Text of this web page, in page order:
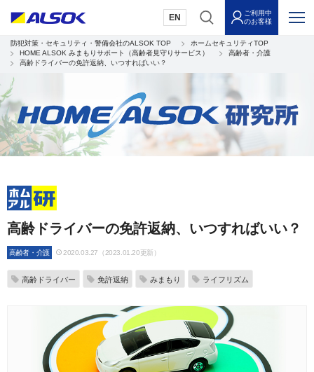
EN
ご利用中
のお客様
防犯対策・セキュリティ・警備会社のALSOK TOP
ホームセキュリティTOP
HOME ALSOK みまもりサポート（高齢者見守りサービス）
高齢者・介護
高齢ドライバーの免許返納、いつすればいい？
高齢ドライバーの免許返納、いつすればいい？
高齢者・介護 2020.03.27（2023.01.20更新）
高齢ドライバー 免許返納 みまもり ライフリズム